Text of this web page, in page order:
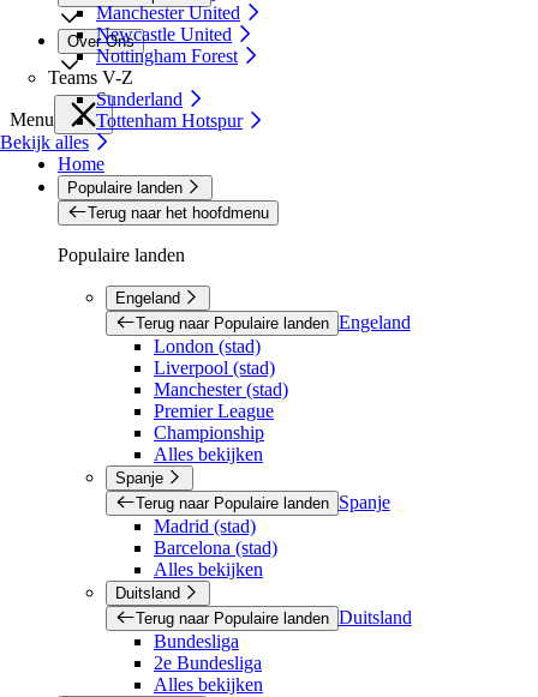
Manchester United
Newcastle United
Nottingham Forest
Teams V-Z
Sunderland
Tottenham Hotspur
Bekijk alles
Over Ons
Menu
Home
Populaire landen
Terug naar het hoofdmenu
Populaire landen
Engeland
Terug naar Populaire landen Engeland
London (stad)
Liverpool (stad)
Manchester (stad)
Premier League
Championship
Alles bekijken
Spanje
Terug naar Populaire landen
Spanje
Madrid (stad)
Barcelona (stad)
Alles bekijken
Duitsland
Terug naar Populaire landen Duitsland
Bundesliga
2e Bundesliga
Alles bekijken